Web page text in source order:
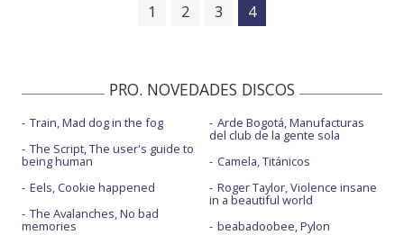
1 2 3 4
PRO. NOVEDADES DISCOS
Train, Mad dog in the fog
The Script, The user's guide to
being human
Eels, Cookie happened
The Avalanches, No bad
memories
Arde Bogotá, Manufacturas
del club de la gente sola
Camela, Titánicos
Roger Taylor, Violence insane
in a beautiful world
beabadoobee, Pylon